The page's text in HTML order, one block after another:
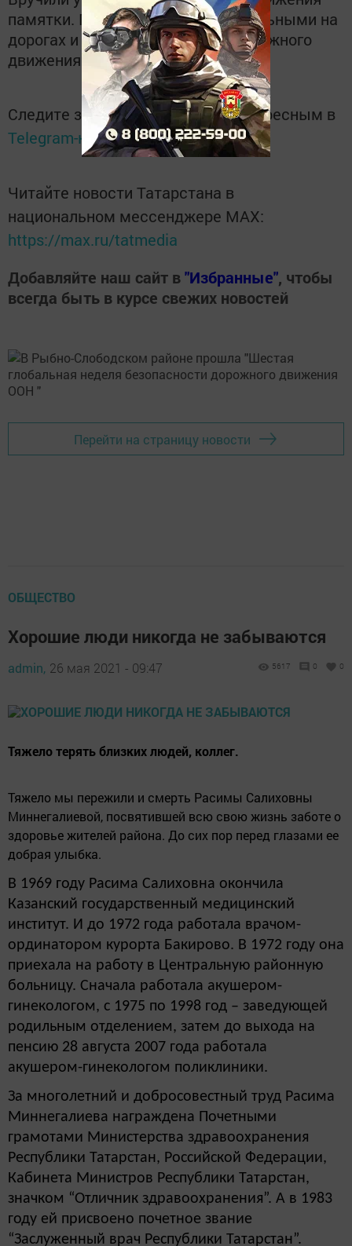
памятки. Призвали быть внимательными на
дорогах и соблюдать правила дорожного
движения.
Следите за самым важным и интересным в
Telegram-канале Татмедиа
Читайте новости Татарстана в
национальном мессенджере MАХ:
https://max.ru/tatmedia
Добавляйте наш сайт в"Избранные", чтобы
всегда быть в курсе свежих новостей
Перейти на страницу новости
ОБЩЕСТВО
Хорошие люди никогда не забываются
admin, 26 мая 2021 - 09:47 5617 0 0
Тяжело терять близких людей, коллег.
Тяжело мы пережили и смерть Расимы Салиховны
Миннегалиевой, посвятившей всю свою жизнь заботе о
здоровье жителей района. До сих пор перед глазами ее
добрая улыбка.
В 1969 году Расима Салиховна окончила
Казанский государственный медицинский
институт. И до 1972 года работала врачом-
ординатором курорта Бакирово. В 1972 году она
приехала на работу в Центральную районную
больницу. Сначала работала акушером-
гинекологом, с 1975 по 1998 год – заведующей
родильным отделением, затем до выхода на
пенсию 28 августа 2007 года работала
акушером-гинекологом поликлиники.
За многолетний и добросовестный труд Расима
Миннегалиева награждена Почетными
грамотами Министерства здравоохранения
Республики Татарстан, Российской Федерации,
Кабинета Министров Республики Татарстан,
значком “Отличник здравоохранения”. А в 1983
году ей присвоено почетное звание
“Заслуженный врач Республики Татарстан”.